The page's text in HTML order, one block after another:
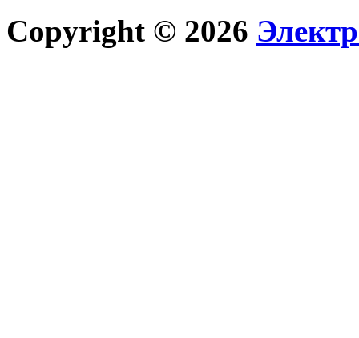
Copyright © 2026